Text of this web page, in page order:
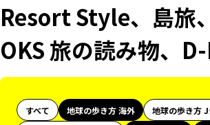
Resort Style、島旅
OKS 旅の読み物、
すべて 地球の歩き方 海外 地球の歩き方 J